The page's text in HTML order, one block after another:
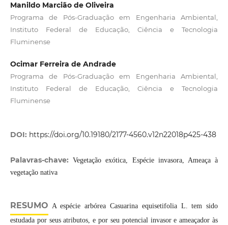
Manildo Marcião de Oliveira
Programa de Pós-Graduação em Engenharia Ambiental,
Instituto Federal de Educação, Ciência e Tecnologia
Fluminense
Ocimar Ferreira de Andrade
Programa de Pós-Graduação em Engenharia Ambiental,
Instituto Federal de Educação, Ciência e Tecnologia
Fluminense
DOI: https://doi.org/10.19180/2177-4560.v12n22018p425-438
Palavras-chave:Vegetação exótica, Espécie invasora, Ameaça à
vegetação nativa
RESUMO A espécie arbórea Casuarina equisetifolia L. tem sido
estudada por seus atributos, e por seu potencial invasor e ameaçador às